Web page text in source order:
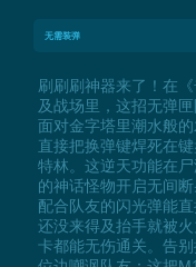
无需装弹
刷刷刷神器来了！在
及战场里，这招无弹
面对金字塔里潮水般
直接把换弹键焊死在
特林。这逆天功能在
的神话怪物开启无间
配合队友的闪光弹能
还没来得及抬手就被
卡都能无伤通关。告